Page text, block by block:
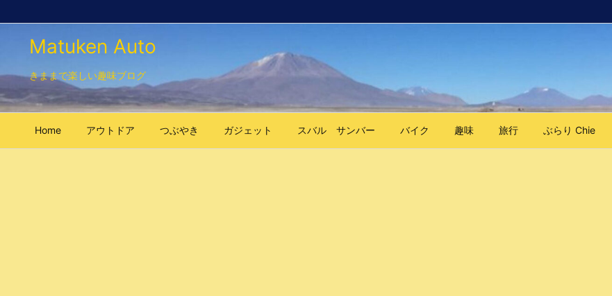
Matuken Auto
きままで楽しい趣味ブログ
Home アウトドア つぶやき ガジェット スバル サンバー バイク 趣味 旅行 ぶらり Chie